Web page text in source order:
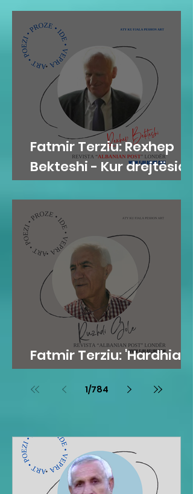
SHTETNDËRTIM
Fatmir Terziu: Rexhep
Bekteshi - Kur drejtësia
bëhet karakter
Fatmir Terziu: 'Hardhia'
frymore e njeriut
1/784